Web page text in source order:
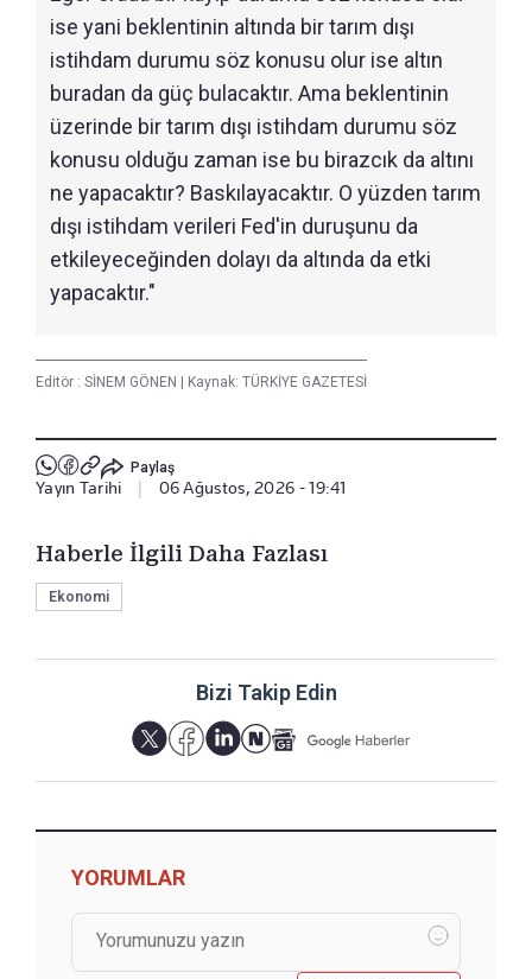
ise yani beklentinin altında bir tarım dışı
istihdam durumu söz konusu olur ise altın
buradan da güç bulacaktır. Ama beklentinin
üzerinde bir tarım dışı istihdam durumu söz
konusu olduğu zaman ise bu birazcık da altını
ne yapacaktır? Baskılayacaktır. O yüzden tarım
dışı istihdam verileri Fed'in duruşunu da
etkileyeceğinden dolayı da altında da etki
yapacaktır."
Editör : SİNEM GÖNEN Kaynak: TÜRKİYE GAZETESİ
Paylaş
Yayın Tarihi 06 Ağustos, 2026 - 19:41
Haberle İlgili Daha Fazlası
Ekonomi
Bizi Takip Edin
YORUMLAR